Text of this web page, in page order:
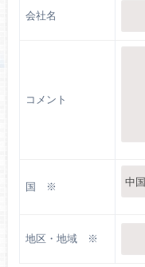
会社名
コメント
国 ※
地区・地域 ※